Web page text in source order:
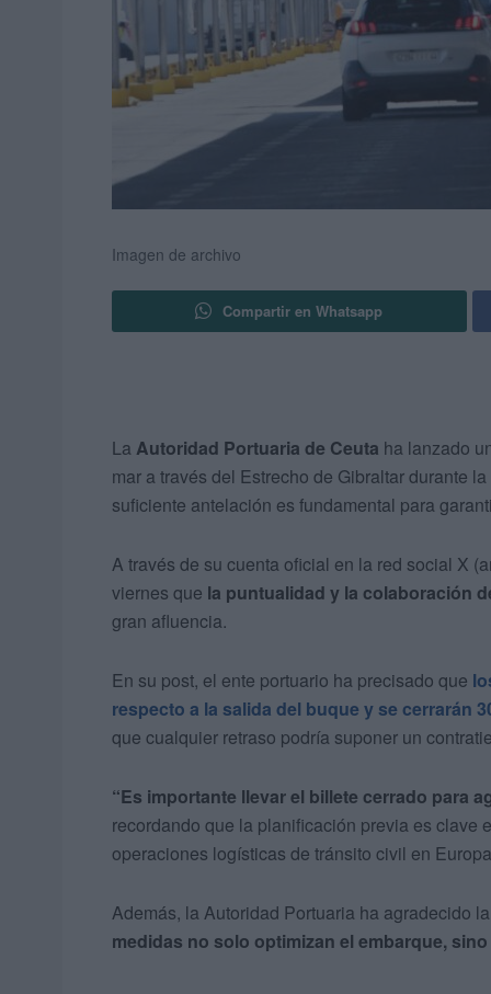
Imagen de archivo
Compartir en Whatsapp
La Autoridad Portuaria de Ceuta ha lanzado
mar a través del Estrecho de Gibraltar durante la
suficiente antelación es fundamental para
A través de su cuenta oficial en la red social X
viernes que la puntualidad y la colaboración
gran afluencia.
En su post, el ente portuario ha precisado que
respecto a la salida del buque y se cerrarán
que cualquier retraso podría suponer un
“Es importante llevar el billete cerrado para
recordando que la planificación previa es clave
operaciones logísticas de tránsito civil en
Además, la Autoridad Portuaria ha agradecido
medidas no solo optimizan el embarque,